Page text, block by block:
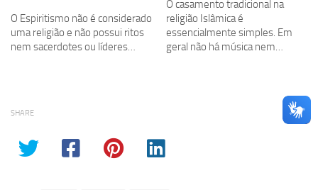
O Espiritismo não é considerado
uma religião e não possui ritos
nem sacerdotes ou líderes…
O casamento tradicional na
religião Islâmica é
essencialmente simples. Em
geral não há música nem…
SHARE